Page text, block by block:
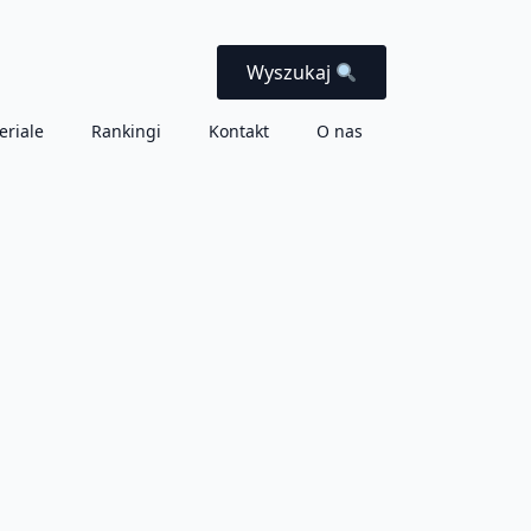
Wyszukaj
Rankingi Kontakt O nas